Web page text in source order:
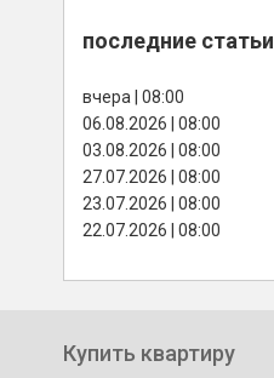
последние статьи
вчера | 08:00
06.08.2026 | 08:00
03.08.2026 | 08:00
27.07.2026 | 08:00
23.07.2026 | 08:00
22.07.2026 | 08:00
Купить квартиру